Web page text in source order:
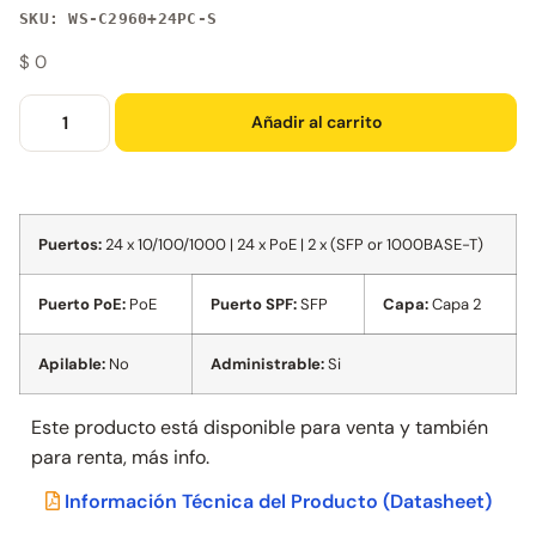
SKU: WS-C2960+24PC-S
$ 0
Añadir al carrito
Puertos:24 x 10/100/1000 | 24 x PoE | 2 x (SFP or 1000BASE-T)
Puerto PoE: PoE Puerto SPF:SFP Capa:Capa 2
Apilable: No Administrable:Si
Este producto está disponible para venta y también
para renta, más info.
Información Técnica del Producto (Datasheet)